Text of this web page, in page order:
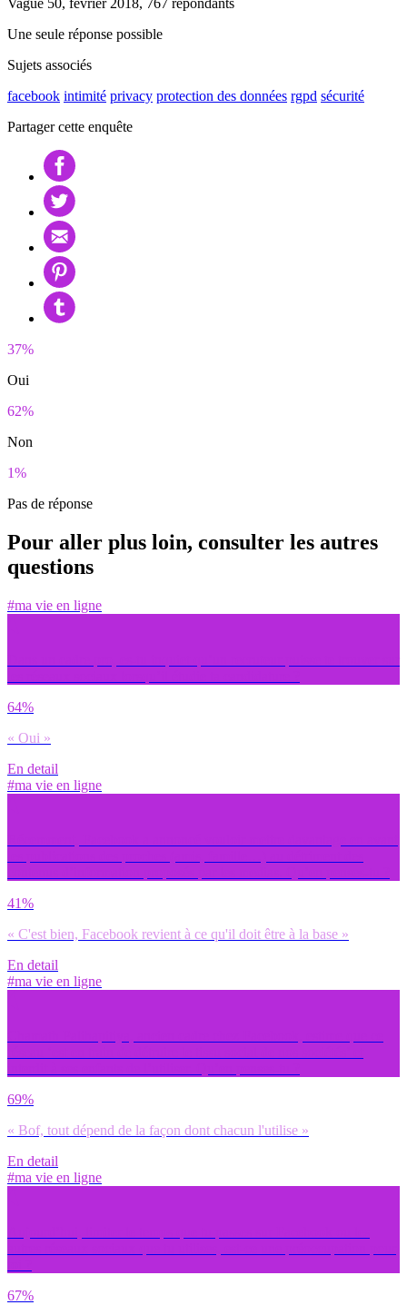
Une seule réponse possible
Sujets associés
facebook intimité privacy protection des données rgpd sécurité
Partager cette enquête
37%
Oui
62%
Non
1%
Pas de réponse
Pour aller plus loin, consulter les autres
questions
#ma vie en ligne
64%
« Oui »
En detail
#ma vie en ligne
41%
« C'est bien, Facebook revient à ce qu'il doit être à la base »
En detail
#ma vie en ligne
69%
« Bof, tout dépend de la façon dont chacun l'utilise »
En detail
#ma vie en ligne
67%